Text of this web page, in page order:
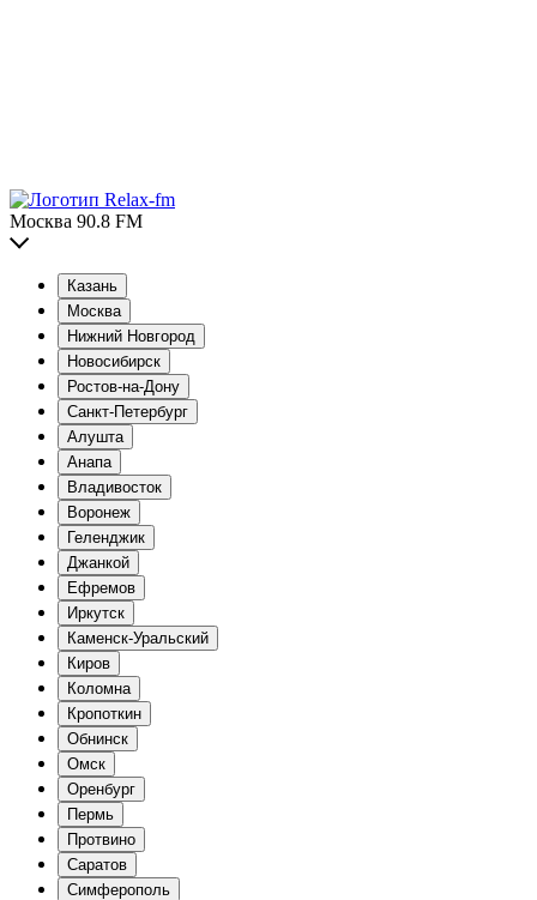
Москва 90.8 FM
Казань
Москва
Нижний Новгород
Новосибирск
Ростов-на-Дону
Санкт-Петербург
Алушта
Анапа
Владивосток
Воронеж
Геленджик
Джанкой
Ефремов
Иркутск
Каменск-Уральский
Киров
Коломна
Кропоткин
Обнинск
Омск
Оренбург
Пермь
Протвино
Саратов
Симферополь